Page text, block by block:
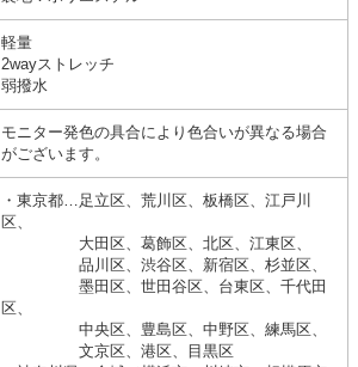
軽量
2wayストレッチ
弱撥水
モニター発色の具合により色合いが異なる場合
がございます。
・東京都…足立区、荒川区、板橋区、江戸川
区、
大田区、葛飾区、北区、江東区、
品川区、渋谷区、新宿区、杉並区、
墨田区、世田谷区、台東区、千代田
区、
中央区、豊島区、中野区、練馬区、
文京区、港区、目黒区